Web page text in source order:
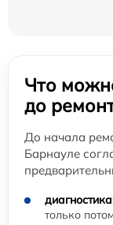
Что
до
До начала
Барнауле
только